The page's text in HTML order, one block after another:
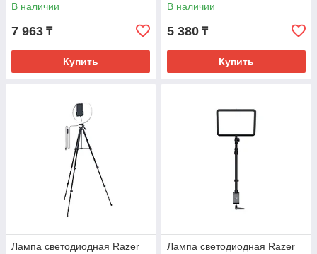
В наличии
7 963 ₸
Купить
В наличии
5 380 ₸
Купить
Лампа светодиодная Razer
Лампа светодиодная Razer